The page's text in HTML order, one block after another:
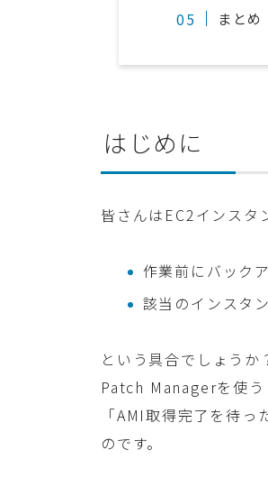
まとめ
はじめに
皆さんはEC2インスタ
作業前にバック
該当のインスタ
という具合でしょうか
Patch Managerを使う
「AMI取得完了を待
のです。